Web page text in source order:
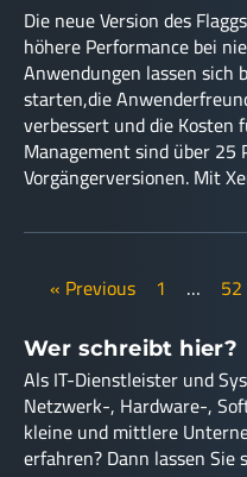
Die neue Version des
höhere Performance bei
Anwendungen lassen sich
starten,die
verbessert und die Kosten
Management sind über
Vorgängerversionen. Mit
« Previous 1 … 52
Wer schreibt hier?
Als IT-Dienstleister und
Netzwerk-, Hardware-,
kleine und mittlere
erfahren? Dann lassen